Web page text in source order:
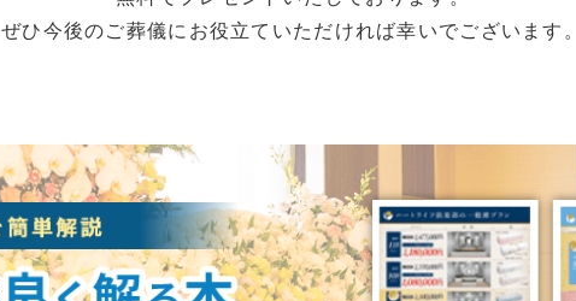
ぜひ今後のご葬儀にお役立ていただければ幸いでございます。